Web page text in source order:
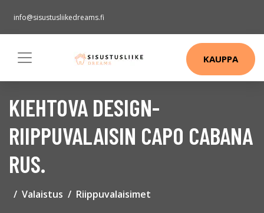
info@sisustusliikedreams.fi
KAUPPA
KIEHTOVA DESIGN-
RIIPPUVALAISIN CAPO CABANA
RUS.
Valaistus Riippuvalaisimet